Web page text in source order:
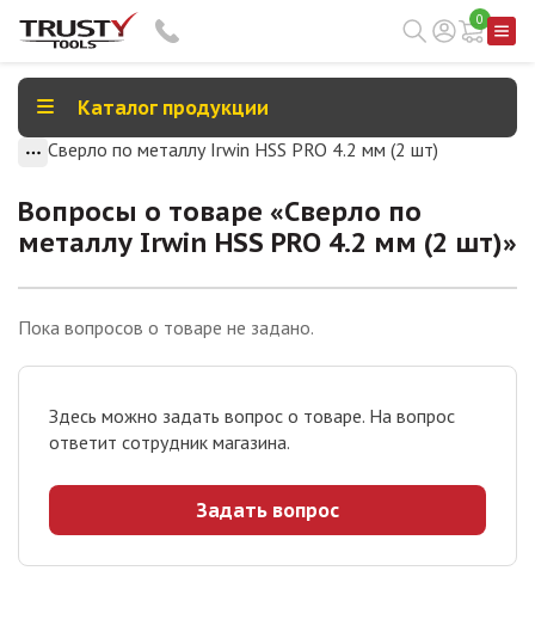
0
Каталог продукции
Сверло по металлу Irwin HSS PRO 4.2 мм (2 шт)
Вопросы о товаре «Сверло по
металлу Irwin HSS PRO 4.2 мм (2 шт)»
Здесь можно задать вопрос о товаре. На вопрос
ответит сотрудник магазина.
Задать вопрос
Пока вопросов о товаре не задано.